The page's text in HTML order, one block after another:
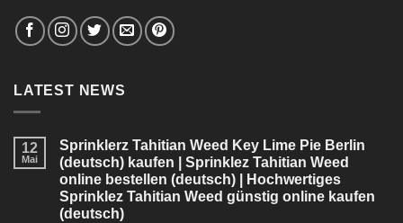
LATEST NEWS
12
Mai
Sprinklerz Tahitian Weed Key Lime Pie Berlin
(deutsch) kaufen | Sprinklez Tahitian Weed
online bestellen (deutsch) | Hochwertiges
Sprinklez Tahitian Weed günstig online kaufen
(deutsch)